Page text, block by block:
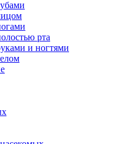
рта
и ногтями